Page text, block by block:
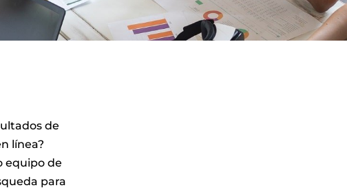
de
línea?
equipo de
para